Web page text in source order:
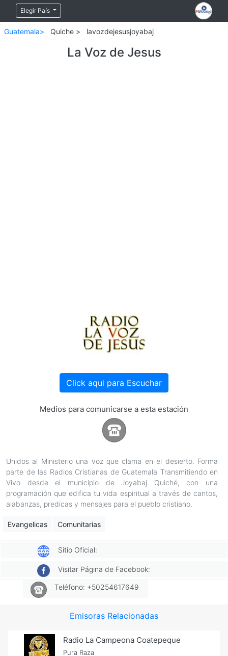
Elegir País
Guatemala> Quiche > lavozdejesusjoyabaj
La Voz de Jesus
Click aqui para Escuchar
Medios para comunicarse a esta estación
Unidos al Ministerio una voz que clama en el desierto. Forma
parte de las Radios Cristianas de Guatemala Transmitiendo en
Vivo desde el municipio de Joyabaj Quiché, con una
programación que edifica tu vida espiritual a través de cantos,
alabanzas, predicas y mensajes para el pueblo cristiano.
Evangelicas Comunitarias
Sitio Oficial:
Visitar Página de Facebook:
Teléfono: +50254617649
Emisoras Relacionadas
Radio La Campeona Coatepeque
Pura Raza